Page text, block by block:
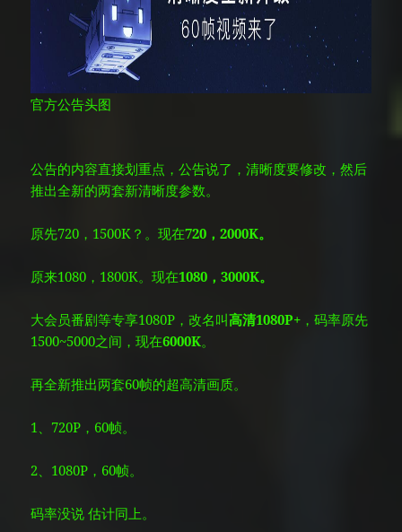
官方公告头图
公告的内容直接划重点，公告说了，清晰度要修改，然后
推出全新的两套新清晰度参数。
原先720，1500K？。现在720，2000K。
原来1080，1800K。现在1080，3000K。
大会员番剧等专享1080P，改名叫高清1080P+ ，码率原先
1500~5000之间，现在6000K。
再全新推出两套60帧的超高清画质。
1、720P，60帧。
2、1080P，60帧。
码率没说 估计同上。